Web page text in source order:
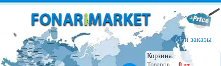
Мои заказы
Корзина:
Товаров
0 шт.